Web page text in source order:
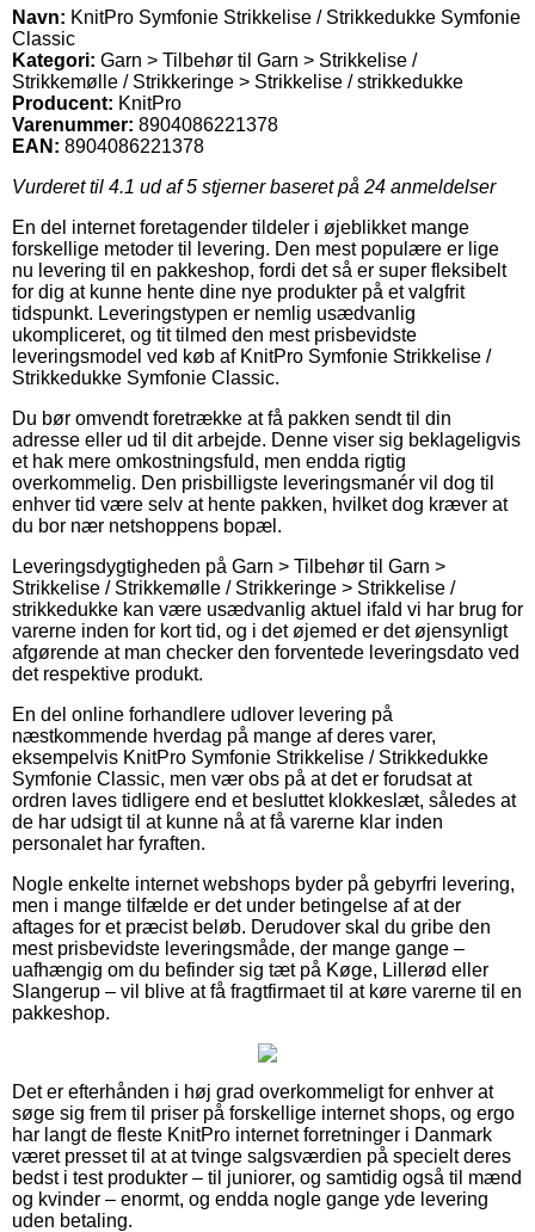
Navn: KnitPro Symfonie Strikkelise / Strikkedukke Symfonie
Classic
Kategori: Garn > Tilbehør til Garn > Strikkelise /
Strikkemølle / Strikkeringe > Strikkelise / strikkedukke
Producent: KnitPro
Varenummer: 8904086221378
EAN: 8904086221378
Vurderet til 4.1 ud af 5 stjerner baseret på 24 anmeldelser
En del internet foretagender tildeler i øjeblikket mange
forskellige metoder til levering. Den mest populære er lige
nu levering til en pakkeshop, fordi det så er super fleksibelt
for dig at kunne hente dine nye produkter på et valgfrit
tidspunkt. Leveringstypen er nemlig usædvanlig
ukompliceret, og tit tilmed den mest prisbevidste
leveringsmodel ved køb af KnitPro Symfonie Strikkelise /
Strikkedukke Symfonie Classic.
Du bør omvendt foretrække at få pakken sendt til din
adresse eller ud til dit arbejde. Denne viser sig beklageligvis
et hak mere omkostningsfuld, men endda rigtig
overkommelig. Den prisbilligste leveringsmanér vil dog til
enhver tid være selv at hente pakken, hvilket dog kræver at
du bor nær netshoppens bopæl.
Leveringsdygtigheden på Garn > Tilbehør til Garn >
Strikkelise / Strikkemølle / Strikkeringe > Strikkelise /
strikkedukke kan være usædvanlig aktuel ifald vi har brug for
varerne inden for kort tid, og i det øjemed er det øjensynligt
afgørende at man checker den forventede leveringsdato ved
det respektive produkt.
En del online forhandlere udlover levering på
næstkommende hverdag på mange af deres varer,
eksempelvis KnitPro Symfonie Strikkelise / Strikkedukke
Symfonie Classic, men vær obs på at det er forudsat at
ordren laves tidligere end et besluttet klokkeslæt, således at
de har udsigt til at kunne nå at få varerne klar inden
personalet har fyraften.
Nogle enkelte internet webshops byder på gebyrfri levering,
men i mange tilfælde er det under betingelse af at der
aftages for et præcist beløb. Derudover skal du gribe den
mest prisbevidste leveringsmåde, der mange gange –
uafhængig om du befinder sig tæt på Køge, Lillerød eller
Slangerup – vil blive at få fragtfirmaet til at køre varerne til en
pakkeshop.
Det er efterhånden i høj grad overkommeligt for enhver at
søge sig frem til priser på forskellige internet shops, og ergo
har langt de fleste KnitPro internet forretninger i Danmark
været presset til at at tvinge salgsværdien på specielt deres
bedst i test produkter – til juniorer, og samtidig også til mænd
og kvinder – enormt, og endda nogle gange yde levering
uden betaling.